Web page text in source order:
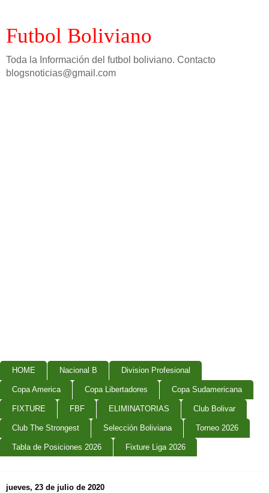
Futbol Boliviano
Toda la Información del futbol boliviano. Contacto
blogsnoticias@gmail.com
HOME Nacional B Division Profesional
Copa America Copa Libertadores Copa Sudamericana
FIXTURE FBF ELIMINATORIAS Club Bolivar
Club The Strongest Selección Boliviana Torneo 2026
Tabla de Posiciones 2026 Fixture Liga 2026
jueves, 23 de julio de 2020